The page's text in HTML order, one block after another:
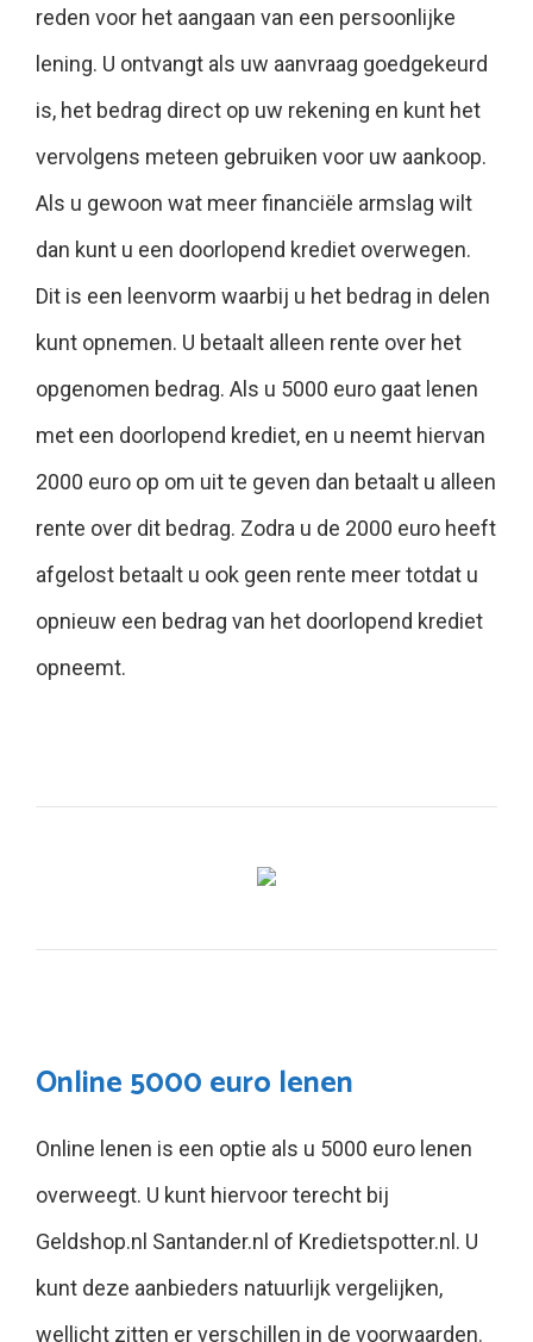
reden voor het aangaan van een persoonlijke
lening. U ontvangt als uw aanvraag goedgekeurd
is, het bedrag direct op uw rekening en kunt het
vervolgens meteen gebruiken voor uw aankoop.
Als u gewoon wat meer financiële armslag wilt
dan kunt u een doorlopend krediet overwegen.
Dit is een leenvorm waarbij u het bedrag in delen
kunt opnemen. U betaalt alleen rente over het
opgenomen bedrag. Als u 5000 euro gaat lenen
met een doorlopend krediet, en u neemt hiervan
2000 euro op om uit te geven dan betaalt u alleen
rente over dit bedrag. Zodra u de 2000 euro heeft
afgelost betaalt u ook geen rente meer totdat u
opnieuw een bedrag van het doorlopend krediet
opneemt.
Online 5000 euro lenen
Online lenen is een optie als u 5000 euro lenen
overweegt. U kunt hiervoor terecht bij
Geldshop.nl Santander.nl of Kredietspotter.nl. U
kunt deze aanbieders natuurlijk vergelijken,
wellicht zitten er verschillen in de voorwaarden.